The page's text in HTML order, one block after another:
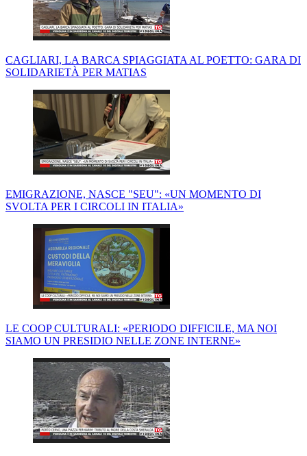
CAGLIARI, LA BARCA SPIAGGIATA AL POETTO: GARA DI
SOLIDARIETÀ PER MATIAS
EMIGRAZIONE, NASCE "SEU": «UN MOMENTO DI
SVOLTA PER I CIRCOLI IN ITALIA»
LE COOP CULTURALI: «PERIODO DIFFICILE, MA NOI
SIAMO UN PRESIDIO NELLE ZONE INTERNE»